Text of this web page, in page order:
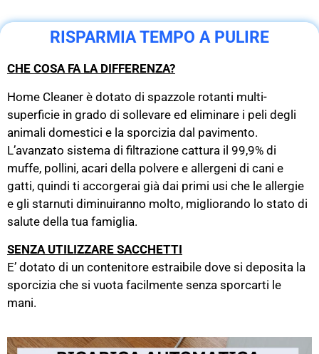
RISPARMIA TEMPO A PULIRE
CHE COSA FA LA DIFFERENZA?
Home Cleaner è dotato di spazzole rotanti multi-
superficie in grado di sollevare ed eliminare i peli degli
animali domestici e la sporcizia dal pavimento.
L’avanzato sistema di filtrazione cattura il 99,9% di
muffe, pollini, acari della polvere e allergeni di cani e
gatti, quindi ti accorgerai già dai primi usi che le allergie
e gli starnuti diminuiranno molto, migliorando lo stato di
salute della tua famiglia.
SENZA UTILIZZARE SACCHETTI
E’ dotato di un contenitore estraibile dove si deposita la
sporcizia che si vuota facilmente senza sporcarti le
mani.